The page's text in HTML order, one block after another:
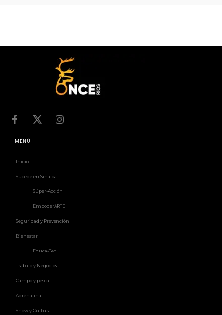
MENÚ
Inicio
Sucede en Sinaloa
Súper-Acción
EmpoderARTE
Seguridad y Prevención
Bienestar
Educa-Tec
Trabajo y Negocios
Campo y pesca
Adrenalina
Show y Cultura